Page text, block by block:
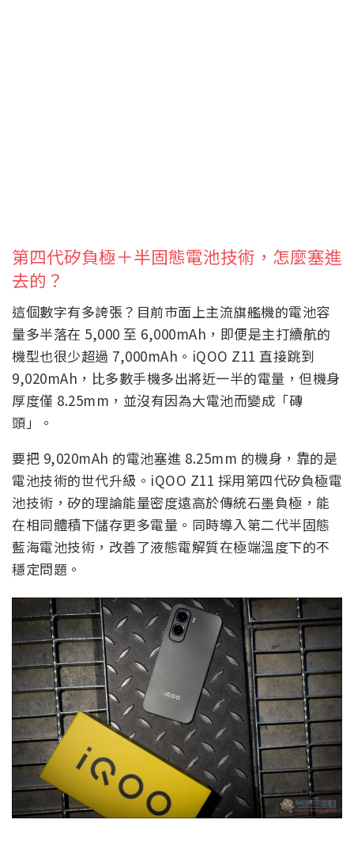
第四代矽負極＋半固態電池技術，怎麼塞進
去的？
這個數字有多誇張？目前市面上主流旗艦機的電池容
量多半落在 5,000 至 6,000mAh，即便是主打續航的
機型也很少超過 7,000mAh。iQOO Z11 直接跳到
9,020mAh，比多數手機多出將近一半的電量，但機身
厚度僅 8.25mm，並沒有因為大電池而變成「磚
頭」。
要把 9,020mAh 的電池塞進 8.25mm 的機身，靠的是
電池技術的世代升級。iQOO Z11 採用第四代矽負極電
池技術，矽的理論能量密度遠高於傳統石墨負極，能
在相同體積下儲存更多電量。同時導入第二代半固態
藍海電池技術，改善了液態電解質在極端溫度下的不
穩定問題。